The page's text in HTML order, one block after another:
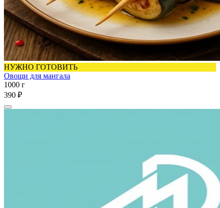
НУЖНО ГОТОВИТЬ
Овощи для мангала
1000 г
390 ₽